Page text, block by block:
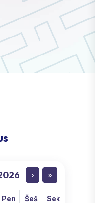
› »
Pen Šeš Sek